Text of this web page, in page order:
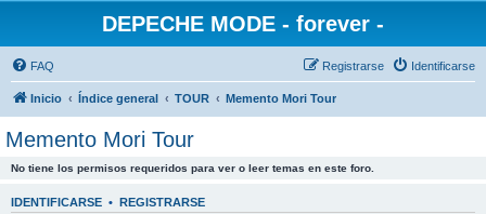
DEPECHE MODE - forever -
FAQ Identificarse
Registrarse
Inicio Índice general TOUR Memento Mori Tour
Memento Mori Tour
No tiene los permisos requeridos para ver o leer temas en este foro.
IDENTIFICARSE • REGISTRARSE